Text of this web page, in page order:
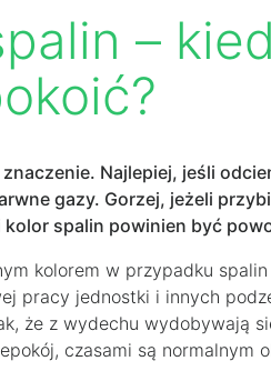
–
Najlepiej, jeśli
gazy. Gorzej, jeżeli
spalin powinien być
kolorem w przypadku
pracy jednostki i innych
że z wydechu wydobywają
czasami są normalnym